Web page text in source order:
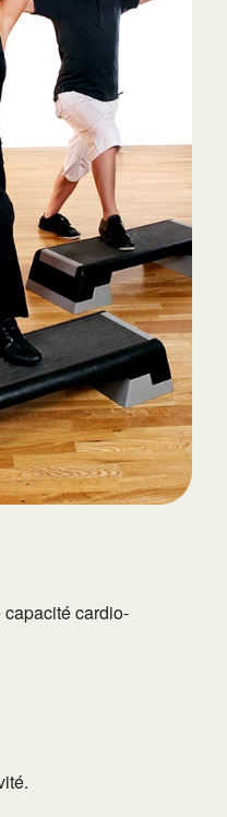
capacité cardio-